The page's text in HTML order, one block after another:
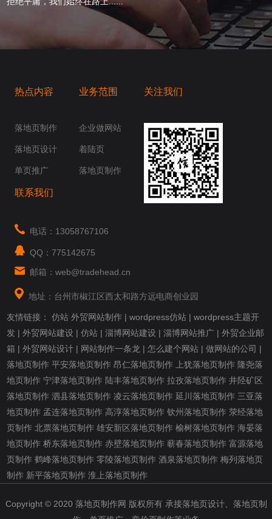
热点内容
落地页制作
落地页设计
单页推广
业务范围
企业做网站
着陆页
落地页制作
关注我们
联系我们
电话：13058767106
QQ：775142675
邮箱：web@tradehead.cn
地址：台州市椒江区西太和路方远电商创业园
友情链接：仿站 外贸网站制作 |wordpress仿站 |wordpress主题开
发 |外贸网站建设 |仿站 |淄博网站建设 |淄博网站推广 |外贸企业邮
箱 |外贸网站设计 | 网站制作一条龙 |怎么建个网站 |做网站的公司 |
落地页制作 平安落地页制作 昂仁落地页制作 上犹落地页制作 隆尧落
地页制作 宁津落地页制作 陆丰落地页制作 拉孜落地页制作 井陉矿区
落地页制作 泗县落地页制作 凌云落地页制作 延川落地页制作 三亚落
地页制作 孟连落地页制作 高淳落地页制作 钦州落地页制作 荥经落地
页制作 北票落地页制作 雄安新区落地页制作 榆树落地页制作 海晏落
地页制作 桥东落地页制作 赤壁落地页制作 蕲春落地页制作 富源落地
页制作 鹤峰落地页制作 零陵落地页制作 酒泉落地页制作 梅列落地页
制作 新平落地页制作 淮上落地页制作
Copyright © 2020 落地页制作网 版权所有 承接落地页设计、落地页制